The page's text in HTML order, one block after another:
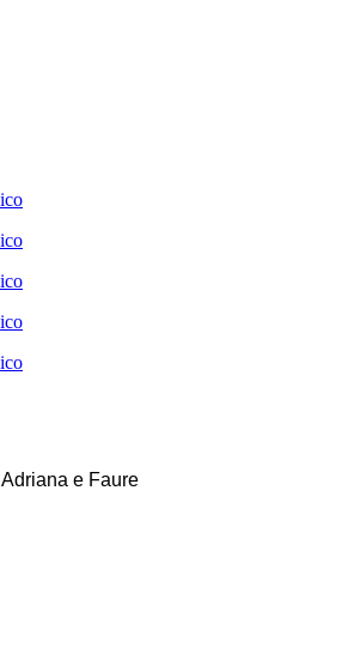
Adriana e Faure